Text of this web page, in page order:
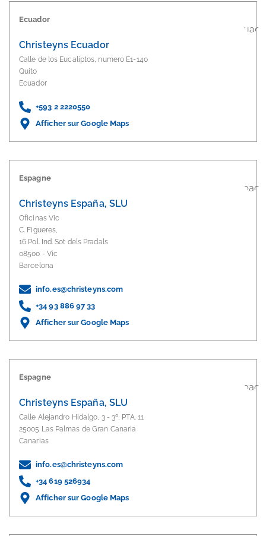
Ecuador
Christeyns Ecuador
Calle de los Eucaliptos, numero E1-140
Quito
Ecuador
+593 2 2220550
Afficher sur Google Maps
Espagne
Christeyns España, SLU
Oficinas Vic
C. Figueres,
16 Pol. Ind. Sot dels Pradals
08500 - Vic
Barcelona
info.es@christeyns.com
+34 93 886 97 33
Afficher sur Google Maps
Espagne
Christeyns España, SLU
Calle Alejandro Hidalgo, 3 - 3º, PTA. 11
25005 Las Palmas de Gran Canaria
Canarias
info.es@christeyns.com
+34 619 526934
Afficher sur Google Maps